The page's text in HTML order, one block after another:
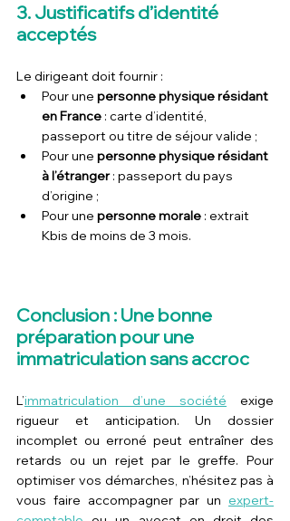
3. Justificatifs d’identité
acceptés
Le dirigeant doit fournir :
Pour une personne physique résidant
en France : carte d’identité,
passeport ou titre de séjour valide ;
Pour une personne physique résidant
à l’étranger : passeport du pays
d’origine ;
Pour une personne morale : extrait
Kbis de moins de 3 mois.
Conclusion : Une bonne
préparation pour une
immatriculation sans accroc
L’immatriculation d’une société
exige
rigueur et anticipation. Un dossier
incomplet ou erroné peut entraîner des
retards ou un rejet par le greffe. Pour
optimiser vos démarches, n’hésitez pas à
vous faire accompagner par un expert-